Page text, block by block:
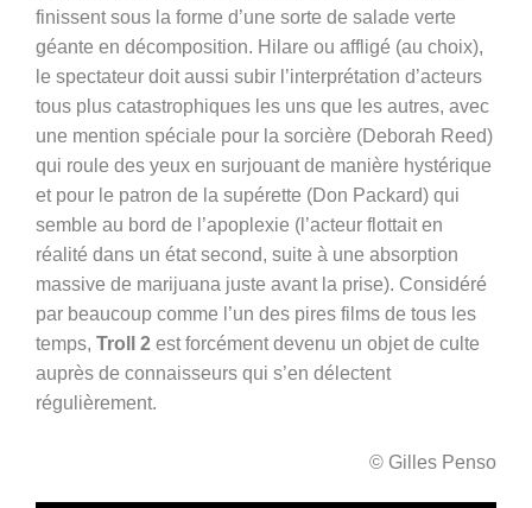
finissent sous la forme d’une sorte de salade verte
géante en décomposition. Hilare ou affligé (au choix),
le spectateur doit aussi subir l’interprétation d’acteurs
tous plus catastrophiques les uns que les autres, avec
une mention spéciale pour la sorcière (Deborah Reed)
qui roule des yeux en surjouant de manière hystérique
et pour le patron de la supérette (Don Packard) qui
semble au bord de l’apoplexie (l’acteur flottait en
réalité dans un état second, suite à une absorption
massive de marijuana juste avant la prise). Considéré
par beaucoup comme l’un des pires films de tous les
temps, Troll 2 est forcément devenu un objet de culte
auprès de connaisseurs qui s’en délectent
régulièrement.
© Gilles Penso